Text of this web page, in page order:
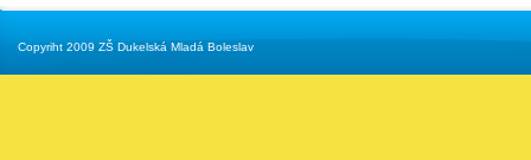
Copyriht 2009 ZŠ Dukelská Mladá Boleslav